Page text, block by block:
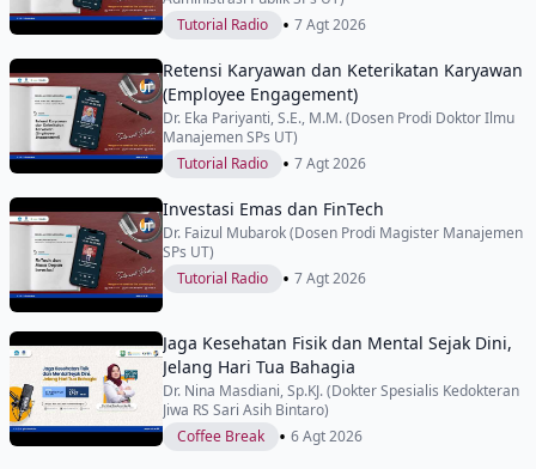
Tutorial Radio
• 7 Agt 2026
Retensi Karyawan dan Keterikatan Karyawan
(Employee Engagement)
Dr. Eka Pariyanti, S.E., M.M. (Dosen Prodi Doktor Ilmu
Manajemen SPs UT)
Tutorial Radio
• 7 Agt 2026
Investasi Emas dan FinTech
Dr. Faizul Mubarok (Dosen Prodi Magister Manajemen
SPs UT)
Tutorial Radio
• 7 Agt 2026
Jaga Kesehatan Fisik dan Mental Sejak Dini,
Jelang Hari Tua Bahagia
Dr. Nina Masdiani, Sp.KJ. (Dokter Spesialis Kedokteran
Jiwa RS Sari Asih Bintaro)
Coffee Break
• 6 Agt 2026